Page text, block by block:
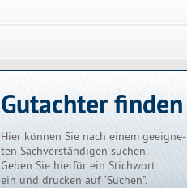
Gutachter finden
Hier können Sie nach einem geeigne-
ten Sachverständigen suchen.
Geben Sie hierfür ein Stichwort
ein und drücken auf "Suchen".